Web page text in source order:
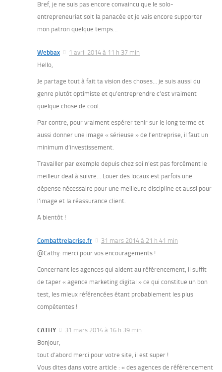
Bref, je ne suis pas encore convaincu que le solo-
entrepreneuriat soit la panacée et je vais encore supporter
mon patron quelque temps…
Webbax
1 avril 2014 à 11 h 37 min
Hello,
Je partage tout à fait ta vision des choses… je suis aussi du
genre plutôt optimiste et qu’entreprendre c’est vraiment
quelque chose de cool.
Par contre, pour vraiment espérer tenir sur le long terme et
aussi donner une image « sérieuse » de l’entreprise, il faut un
minimum d’investissement.
Travailler par exemple depuis chez soi n’est pas forcément le
meilleur deal à suivre… Louer des locaux est parfois une
dépense nécessaire pour une meilleure discipline et aussi pour
l’image et la réassurance client.
A bientôt !
Combattrelacrise.fr
31 mars 2014 à 21 h 41 min
@Cathy: merci pour vos encouragements !
Concernant les agences qui aident au référencement, il suffit
de taper « agence marketing digital » ce qui constitue un bon
test, les mieux référencées étant probablement les plus
compétentes !
CATHY
31 mars 2014 à 16 h 39 min
Bonjour,
tout d’abord merci pour votre site, il est super !
Vous dites dans votre article : « des agences de référencement